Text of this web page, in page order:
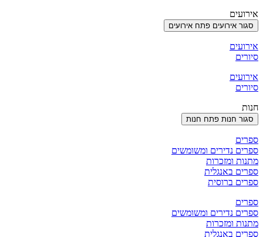
אירועים
סגור אירועים פתח אירועים
אירועים
סיורים
אירועים
סיורים
חנות
סגור חנות פתח חנות
ספרים
ספרים נדירים ומשומשים
מתנות ומזכרות
ספרים באנגלית
ספרים ברוסית
ספרים
ספרים נדירים ומשומשים
מתנות ומזכרות
ספרים באנגלית